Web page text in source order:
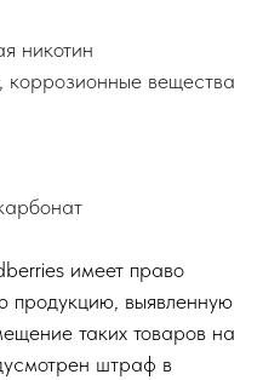
никотин
коррозионные вещества
имеет право
продукцию, выявленную
таких товаров на
штраф в